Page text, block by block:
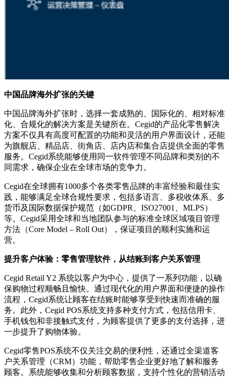
中国品牌海外扩张的关键
中国品牌海外扩张时，选择一套成熟的、国际化的、相对标准
化、合规化的解决方案是关键所在。Cegid的产品化零售解决
方案不仅具有高度可配置的功能和灵活的用户界面设计，还能
为旗舰店、精品店、街角店、店内店和集合店提供全面的零售
服务。Cegid系统能够使用同一软件管理不同品牌和类别的不
同需求，确保企业在全球市场的竞争力。
Cegid在全球拥有1000多个各类零售品牌的丰富经验和最佳实
践，能够满足全球合规性要求，包括多语言、多税收体系、多
货币及国际数据保护规范（如GDPR、ISO27001、MLPS）
等。Cegid采用全球和当地团队参与的标准全球区域项目管理
方法（Core Model – Roll Out），保证项目的顺利实施和运
营。
提升客户体验：零售管理软件，从结账到客户关系管理
Cegid Retail Y2 系统以客户为中心，提供了一系列功能，以确
保购物过程顺畅且愉快。通过现代化的用户界面和便捷的操作
流程，Cegid系统让顾客在结账时能够享受到快速而准确的服
务。此外，Cegid POS系统支持多种支付方式，包括信用卡、
手机钱包和非接触式支付，为顾客提供了更多的支付选择，进
一步提升了购物体验。
Cegid零售POS系统不仅关注交易的便利性，还通过全渠道客
户关系管理（CRM）功能，帮助零售企业更好地了解和服务
顾客。系统能够收集和分析顾客数据，支持个性化的营销活动